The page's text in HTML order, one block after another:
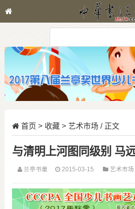
首页 > 收藏> 艺术市场 / 正文
与清明上河图同级别 马
兰亭书童 2015-03-15 艺术市场